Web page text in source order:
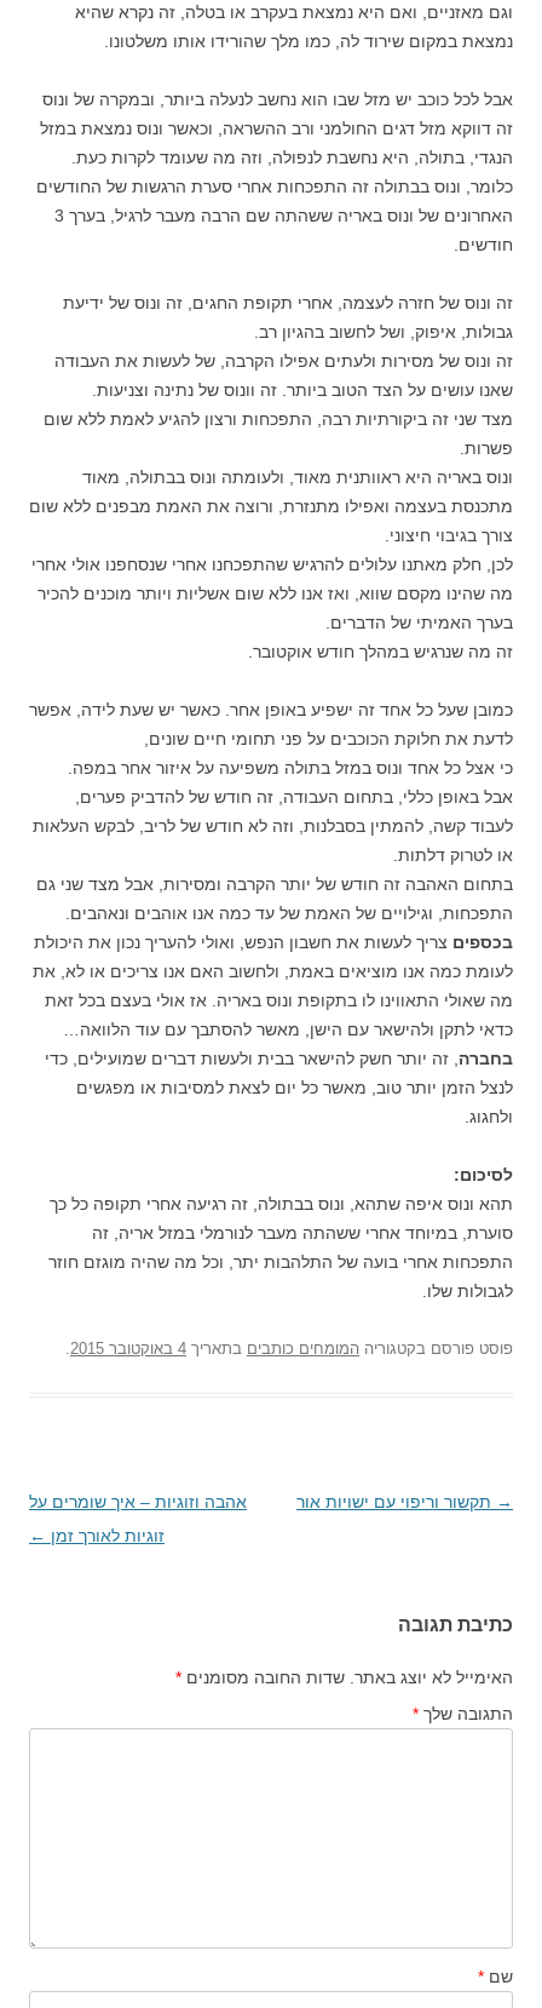
וגם מאזניים, ואם היא נמצאת בעקרב או בטלה, זה נקרא שהיא
נמצאת במקום שירוד לה, כמו מלך שהורידו אותו משלטונו.
אבל לכל כוכב יש מזל שבו הוא נחשב לנעלה ביותר, ובמקרה של ונוס
זה דווקא מזל דגים החולמני ורב ההשראה, וכאשר ונוס נמצאת במזל
הנגדי, בתולה, היא נחשבת לנפולה, וזה מה שעומד לקרות כעת.
כלומר, ונוס בבתולה זה התפכחות אחרי סערת הרגשות של החודשים
האחרונים של ונוס באריה ששהתה שם הרבה מעבר לרגיל, בערך 3
חודשים.
זה ונוס של חזרה לעצמה, אחרי תקופת החגים, זה ונוס של ידיעת
גבולות, איפוק, ושל לחשוב בהגיון רב.
זה ונוס של מסירות ולעתים אפילו הקרבה, של לעשות את העבודה
שאנו עושים על הצד הטוב ביותר. זה וונוס של נתינה וצניעות.
מצד שני זה ביקורתיות רבה, התפכחות ורצון להגיע לאמת ללא שום
פשרות.
ונוס באריה היא ראוותנית מאוד, ולעומתה ונוס בבתולה, מאוד
מתכנסת בעצמה ואפילו מתנזרת, ורוצה את האמת מבפנים ללא שום
צורך בגיבוי חיצוני.
לכן, חלק מאתנו עלולים להרגיש שהתפכחנו אחרי שנסחפנו אולי אחרי
מה שהינו מקסם שווא, ואז אנו ללא שום אשליות ויותר מוכנים להכיר
בערך האמיתי של הדברים.
זה מה שנרגיש במהלך חודש אוקטובר.
כמובן שעל כל אחד זה ישפיע באופן אחר. כאשר יש שעת לידה, אפשר
לדעת את חלוקת הכוכבים על פני תחומי חיים שונים,
כי אצל כל אחד ונוס במזל בתולה משפיעה על איזור אחר במפה.
אבל באופן כללי, בתחום העבודה, זה חודש של להדביק פערים,
לעבוד קשה, להמתין בסבלנות, וזה לא חודש של לריב, לבקש העלאות
או לטרוק דלתות.
בתחום האהבה זה חודש של יותר הקרבה ומסירות, אבל מצד שני גם
התפכחות, וגילויים של האמת של עד כמה אנו אוהבים ונאהבים.
בכספים צריך לעשות את חשבון הנפש, ואולי להעריך נכון את היכולת
לעומת כמה אנו מוציאים באמת, ולחשוב האם אנו צריכים או לא, את
מה שאולי התאווינו לו בתקופת ונוס באריה. אז אולי בעצם בכל זאת
כדאי לתקן ולהישאר עם הישן, מאשר להסתבך עם עוד הלוואה…
בחברה , זה יותר חשק להישאר בבית ולעשות דברים שמועילים, כדי
לנצל הזמן יותר טוב, מאשר כל יום לצאת למסיבות או מפגשים
ולחגוג.
לסיכום:
תהא ונוס איפה שתהא, ונוס בבתולה, זה רגיעה אחרי תקופה כל כך
סוערת, במיוחד אחרי ששהתה מעבר לנורמלי במזל אריה, זה
התפכחות אחרי בועה של התלהבות יתר, וכל מה שהיה מוגזם חוזר
לגבולות שלו.
פוסט פורסם בקטגוריה המומחים כותבים בתאריך 4 באוקטובר 2015
ניווט
→ תקשור וריפוי עם ישויות אור
אהבה וזוגיות – איך שומרים על
זוגיות לאורך זמן ←
כתיבת תגובה
האימייל לא יוצג באתר. שדות החובה מסומנים *
התגובה שלך *
שם *